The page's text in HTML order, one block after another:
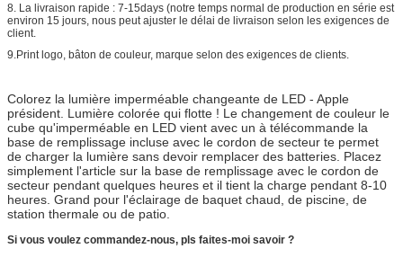
8. La livraison rapide : 7-15days (notre temps normal de production en série est
environ 15 jours, nous peut ajuster le délai de livraison selon les exigences de
client.
9.Print logo, bâton de couleur, marque selon des exigences de clients.
Colorez la lumière imperméable changeante de LED - Apple
président. Lumière colorée qui flotte ! Le changement de couleur le
cube qu'imperméable en LED vient avec un à télécommande la
base de remplissage incluse avec le cordon de secteur te permet
de charger la lumière sans devoir remplacer des batteries. Placez
simplement l'article sur la base de remplissage avec le cordon de
secteur pendant quelques heures et il tient la charge pendant 8-10
heures. Grand pour l'éclairage de baquet chaud, de piscine, de
station thermale ou de patio.
Si vous voulez commandez-nous, pls faites-moi savoir ?